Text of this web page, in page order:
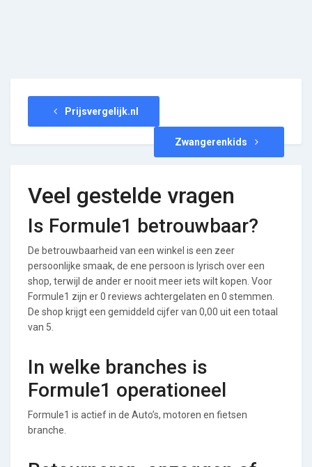
Prijsvergelijk.nl
Zwangerenkids
Veel gestelde vragen
Is Formule1 betrouwbaar?
De betrouwbaarheid van een winkel is een zeer
persoonlijke smaak, de ene persoon is lyrisch over een
shop, terwijl de ander er nooit meer iets wilt kopen. Voor
Formule1 zijn er 0 reviews achtergelaten en 0 stemmen.
De shop krijgt een gemiddeld cijfer van 0,00 uit een totaal
van 5.
In welke branches is
Formule1 operationeel
Formule1 is actief in de Auto’s, motoren en fietsen
branche.